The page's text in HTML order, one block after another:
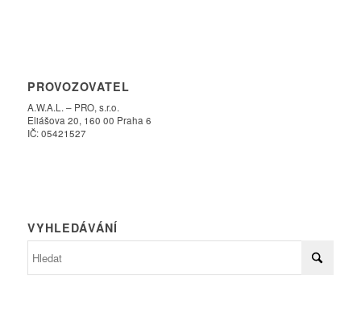
PROVOZOVATEL
A.W.A.L. – PRO, s.r.o.
Eliášova 20, 160 00 Praha 6
IČ: 05421527
VYHLEDÁVÁNÍ